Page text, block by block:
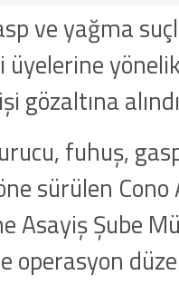
ve yağma
üyelerine
gözaltına
fuhuş,
sürülen
Asayiş Şube
operasyon